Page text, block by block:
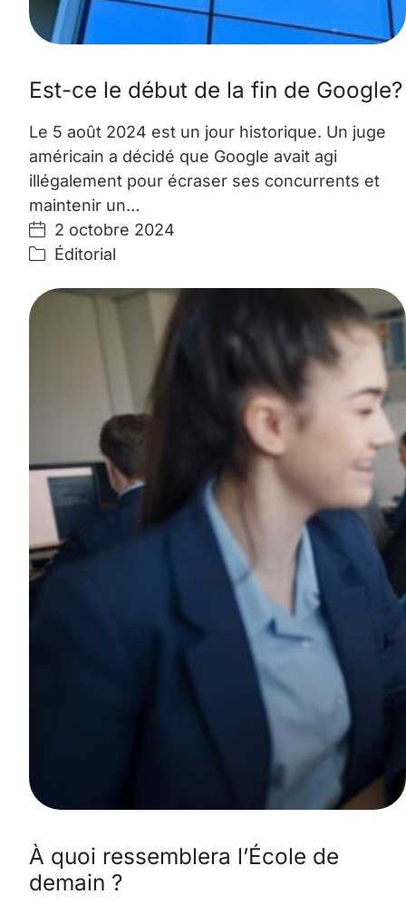
Est-ce le début de la fin de Google?
Le 5 août 2024 est un jour historique. Un juge
américain a décidé que Google avait agi
illégalement pour écraser ses concurrents et
maintenir un…
2 octobre 2024
Éditorial
À quoi ressemblera l’École de
demain ?